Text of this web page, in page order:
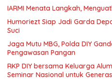
IARMI Menata Langkah,
Humoriezt Siap Jadi Garda
Suci
Jaga Mutu MBG, Polda DIY
Pengawasan Pangan
RKP DIY bersama Keluarga
Seminar Nasional untuk